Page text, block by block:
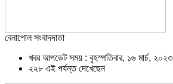
বেনাপোল সংবাদদাতা
খবর আপডেট সময় : বৃহস্পতিবার, ১৬ মার্চ, ২০২৩
২২৮ এই পর্যন্ত দেখেছেন